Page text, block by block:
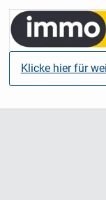
Klicke hier für